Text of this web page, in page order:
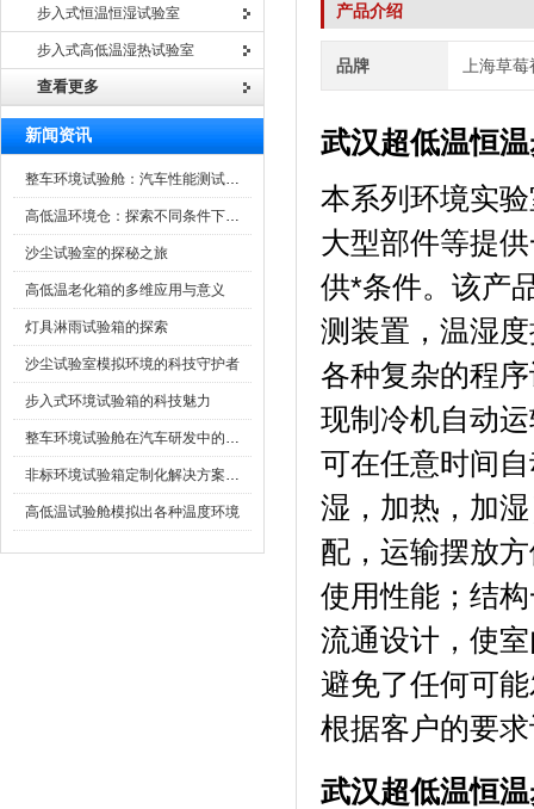
步入式恒温恒湿试验室
步入式高低温湿热试验室
查看更多
新闻资讯
整车环境试验舱：汽车性能测试的设备
高低温环境仓：探索不同条件下的科学奥秘
沙尘试验室的探秘之旅
高低温老化箱的多维应用与意义
灯具淋雨试验箱的探索
沙尘试验室模拟环境的科技守护者
步入式环境试验箱的科技魅力
整车环境试验舱在汽车研发中的作用
非标环境试验箱定制化解决方案在可靠性测试中的重要性
高低温试验舱模拟出各种温度环境
产品介绍
品牌 上海草
武汉超低温恒
本系列环境实验
大型部件等提供
供*条件。该
测装置，温湿
各种复杂的程序设
现制冷机自动运转
可在任意时间自动
湿，加热，
配，运输摆放
使用性能；结
流通设计，使
避免了任何可能
根据客户的要求订做
武汉超低温恒